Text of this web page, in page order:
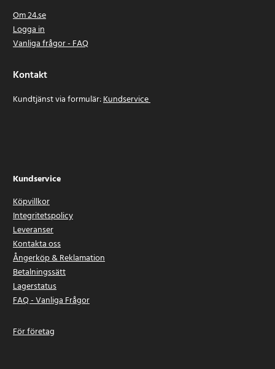
Om 24.se
Logga in
Vanliga frågor - FAQ
Kontakt
Kundtjänst via formulär:Kundservice
Kundservice
Köpvillkor
Integritetspolicy
Leveranser
Kontakta oss
Ångerköp & Reklamation
Betalningssätt
Lagerstatus
FAQ - Vanliga Frågor
För företag